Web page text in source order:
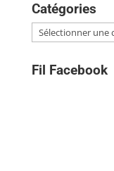
Catégories
Catégories
Fil Facebook